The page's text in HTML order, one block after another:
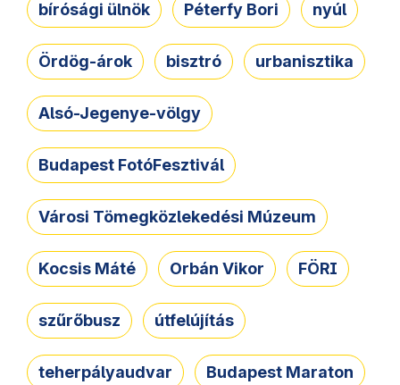
bírósági ülnök Péterfy Bori nyúl
Ördög-árok bisztró urbanisztika
Alsó-Jegenye-völgy
Budapest FotóFesztivál
Városi Tömegközlekedési Múzeum
Kocsis Máté Orbán Vikor FÖRI
szűrőbusz útfelújítás
teherpályaudvar Budapest Maraton